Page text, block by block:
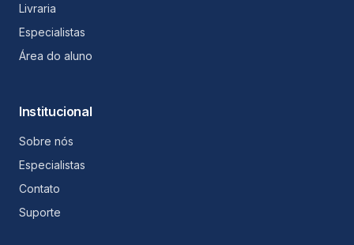
Livraria
Especialistas
Área do aluno
Institucional
Sobre nós
Especialistas
Contato
Suporte